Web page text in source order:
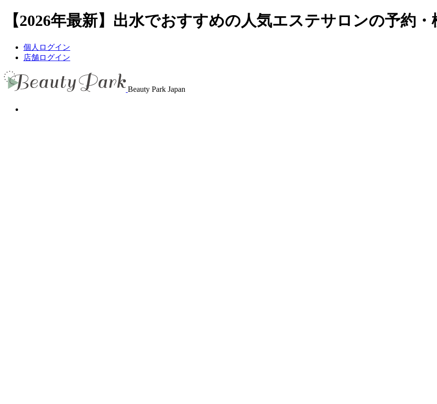
【2026年最新】出水でおすすめの人気エステサロンの予約
個人ログイン
店舗ログイン
Beauty Park Japan